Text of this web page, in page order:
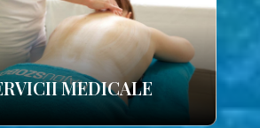
MEDICALE